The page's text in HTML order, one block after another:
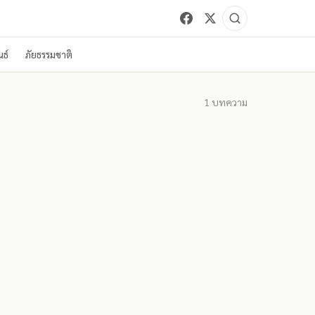
ธ์ ภัยธรรมชาติ
1 บทความ